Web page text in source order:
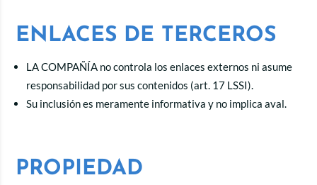
ENLACES DE TERCEROS
LA COMPAÑÍA no controla los enlaces externos ni asume
responsabilidad por sus contenidos (art. 17 LSSI).
Su inclusión es meramente informativa y no implica aval.
PROPIEDAD